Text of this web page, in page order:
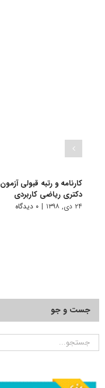
کارنامه و رتبه قبولی آزمون
دکتری ریاضی کاربردی
۲۴ دی, ۱۳۹۸ | ۰ دیدگاه
جست و جو
جستجو